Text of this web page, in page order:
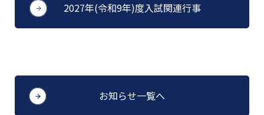
2027年(令和9年)度入試関連行事
お知らせ一覧へ